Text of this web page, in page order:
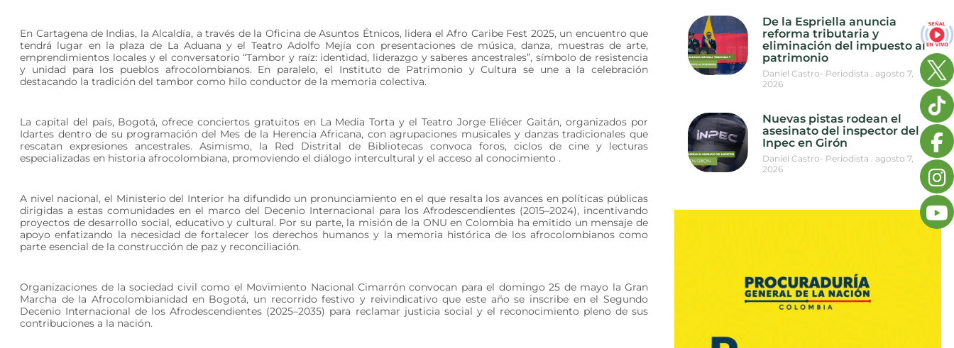
En Cartagena de Indias, la Alcaldía, a través de la Oficina de Asuntos Étnicos, lidera el Afro Caribe Fest 2025, un encuentro que
tendrá lugar en la plaza de La Aduana y el Teatro Adolfo Mejía con presentaciones de música, danza, muestras de arte,
emprendimientos locales y el conversatorio “Tambor y raíz: identidad, liderazgo y saberes ancestrales”, símbolo de resistencia
y unidad para los pueblos afrocolombianos. En paralelo, el Instituto de Patrimonio y Cultura se une a la celebración
destacando la tradición del tambor como hilo conductor de la memoria colectiva.
La capital del país, Bogotá, ofrece conciertos gratuitos en La Media Torta y el Teatro Jorge Eliécer Gaitán, organizados por
Idartes dentro de su programación del Mes de la Herencia Africana, con agrupaciones musicales y danzas tradicionales que
rescatan expresiones ancestrales. Asimismo, la Red Distrital de Bibliotecas convoca foros, ciclos de cine y lecturas
especializadas en historia afrocolombiana, promoviendo el diálogo intercultural y el acceso al conocimiento .
A nivel nacional, el Ministerio del Interior ha difundido un pronunciamiento en el que resalta los avances en políticas públicas
dirigidas a estas comunidades en el marco del Decenio Internacional para los Afrodescendientes (2015–2024), incentivando
proyectos de desarrollo social, educativo y cultural. Por su parte, la misión de la ONU en Colombia ha emitido un mensaje de
apoyo enfatizando la necesidad de fortalecer los derechos humanos y la memoria histórica de los afrocolombianos como
parte esencial de la construcción de paz y reconciliación.
Organizaciones de la sociedad civil como el Movimiento Nacional Cimarrón convocan para el domingo 25 de mayo la Gran
Marcha de la Afrocolombianidad en Bogotá, un recorrido festivo y reivindicativo que este año se inscribe en el Segundo
Decenio Internacional de los Afrodescendientes (2025–2035) para reclamar justicia social y el reconocimiento pleno de sus
contribuciones a la nación.
De la Espriella anuncia
reforma tributaria y
eliminación del impuesto al
patrimonio
Daniel Castro- Periodista
agosto 7,
2026
Nuevas pistas rodean el
asesinato del inspector del
Inpec en Girón
Daniel Castro- Periodista
agosto 7,
2026